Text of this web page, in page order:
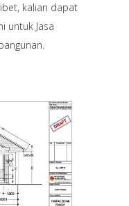
kalian dapat
untuk Jasa